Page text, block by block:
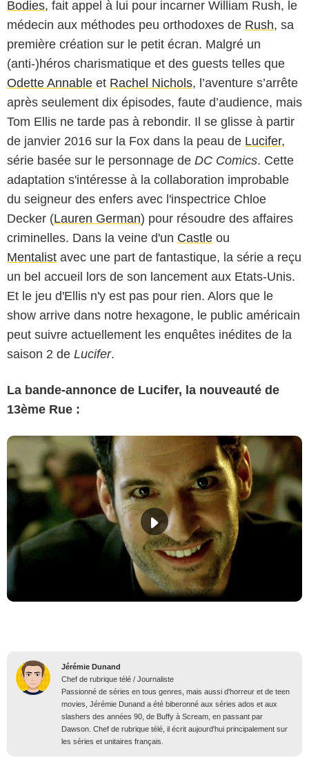
Bodies, fait appel à lui pour incarner William Rush, le
médecin aux méthodes peu orthodoxes de Rush, sa
première création sur le petit écran. Malgré un
(anti-)héros charismatique et des guests telles que
Odette Annable et Rachel Nichols, l’aventure s’arrête
après seulement dix épisodes, faute d’audience, mais
Tom Ellis ne tarde pas à rebondir. Il se glisse à partir
de janvier 2016 sur la Fox dans la peau de Lucifer,
série basée sur le personnage de DC Comics. Cette
adaptation s'intéresse à la collaboration improbable
du seigneur des enfers avec l'inspectrice Chloe
Decker (Lauren German) pour résoudre des affaires
criminelles. Dans la veine d'un Castle ou
Mentalist avec une part de fantastique, la série a reçu
un bel accueil lors de son lancement aux Etats-Unis.
Et le jeu d'Ellis n'y est pas pour rien. Alors que le
show arrive dans notre hexagone, le public américain
peut suivre actuellement les enquêtes inédites de la
saison 2 de Lucifer.
La bande-annonce de Lucifer, la nouveauté de
13ème Rue :
Jérémie Dunand
Chef de rubrique télé / Journaliste
Passionné de séries en tous genres, mais aussi d'horreur et de teen
movies, Jérémie Dunand a été biberonné aux séries ados et aux
slashers des années 90, de Buffy à Scream, en passant par
Dawson. Chef de rubrique télé, il écrit aujourd'hui principalement sur
les séries et unitaires français.